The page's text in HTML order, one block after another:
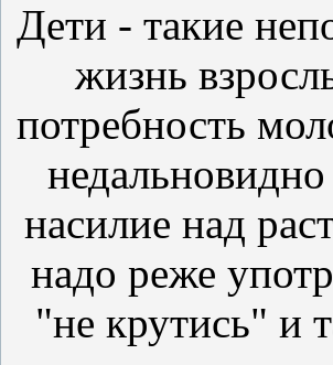
Дети - такие
жизнь
потребность
недальновидно
насилие над
надо реже
"не крутись" и